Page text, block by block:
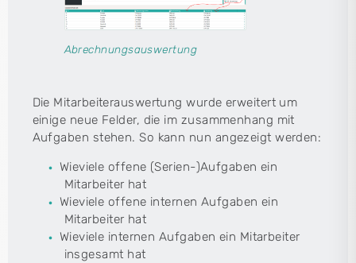
Abrechnungsauswertung
Die Mitarbeiterauswertung wurde erweitert um
einige neue Felder, die im zusammenhang mit
Aufgaben stehen. So kann nun angezeigt werden:
Wieviele offene (Serien-)Aufgaben ein
Mitarbeiter hat
Wieviele offene internen Aufgaben ein
Mitarbeiter hat
Wieviele internen Aufgaben ein Mitarbeiter
insgesamt hat